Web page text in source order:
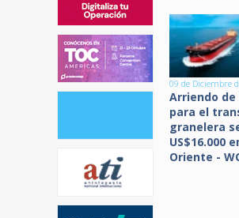
09 de Diciembre
Arriendo de
para el
granelera
US$16.000
Oriente -